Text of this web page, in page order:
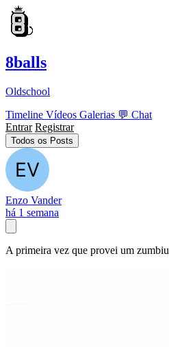
8balls
Oldschool
Timeline Vídeos Galerias 💬 Chat
Entrar Registrar
Todos os Posts
Enzo Vander
há 1 semana
A primeira vez que provei um zumbiu